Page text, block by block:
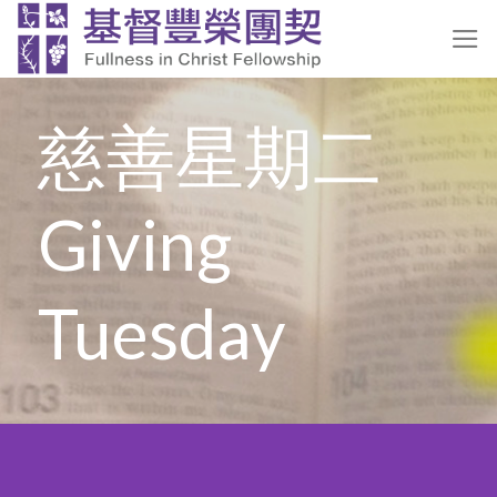
Skip
to
content
慈善星期二
Giving
Tuesday